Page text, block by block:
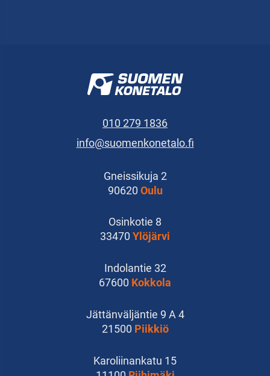
010 279 1836
info@suomenkonetalo.fi
Gneissikuja 2
90620 Oulu
Osinkotie 8
33470 Ylöjärvi
Indolantie 32
67600 Kokkola
Jättänväljäntie 9 A 4
21500 Piikkiö
Karoliinankatu 15